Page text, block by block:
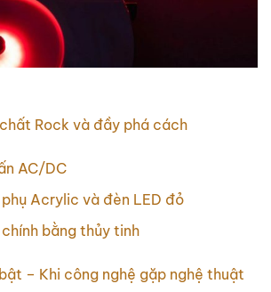
Rock và đầy phá cách
AC/DC
Acrylic và đèn LED đỏ
bằng thủy tinh
– Khi công nghệ gặp nghệ thuật